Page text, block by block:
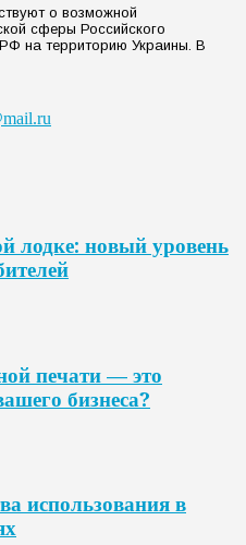
о возможной
сферы Российского
на территорию Украины. В
лодке: новый уровень
печати — это
бизнеса?
использования в